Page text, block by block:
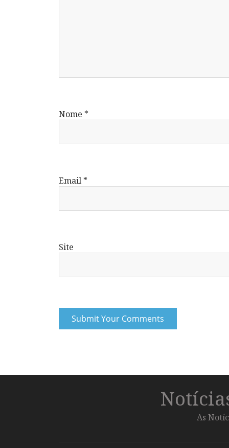
Nome *
Email *
Site
As